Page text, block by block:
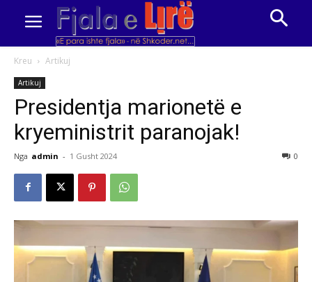
Kreu Artikuj
Artikuj
Presidentja marionetë e
kryeministrit paranojak!
Nga admin - 1 Gusht 2024 0